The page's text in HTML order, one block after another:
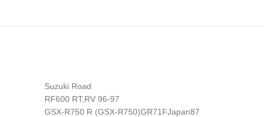
Suzuki Road
RF600 RT,RV 96-97
GSX-R750 R (GSX-R750)GR71FJapan87